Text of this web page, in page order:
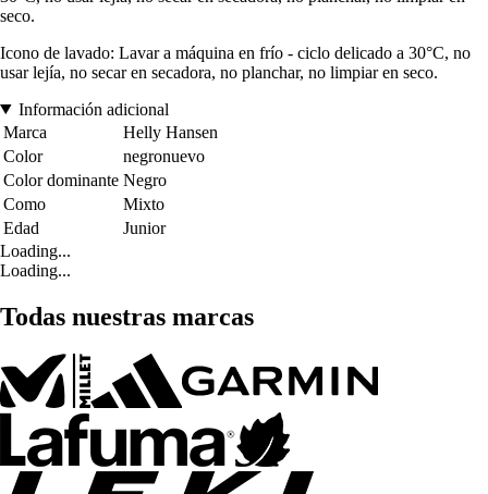
seco.
Icono de lavado: Lavar a máquina en frío - ciclo delicado a 30°C, no
usar lejía, no secar en secadora, no planchar, no limpiar en seco.
Información adicional
Marca
Helly Hansen
Color
negronuevo
Color dominante Negro
Como
Mixto
Edad
Junior
Loading...
Loading...
Todas nuestras marcas